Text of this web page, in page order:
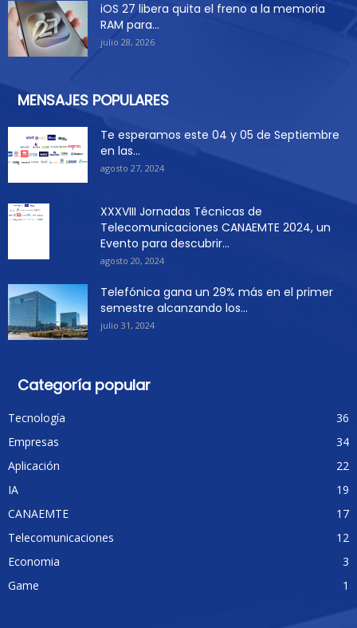
iOS 27 libera quita el freno a la memoria
RAM para...
julio 28, 2026
MENSAJES POPULARES
Te esperamos este 04 y 05 de Septiembre
en las...
agosto 27, 2024
XXXVIII Jornadas Técnicas de
Telecomunicaciones CANAEMTE 2024, un
Evento para descubrir...
agosto 20, 2024
Telefónica gana un 29% más en el primer
semestre alcanzando los...
julio 31, 2024
Categoría popular
Tecnología
36
Empresas
34
Aplicación
22
IA
19
CANAEMTE
17
Telecomunicaciones
12
Economia
3
Game
1